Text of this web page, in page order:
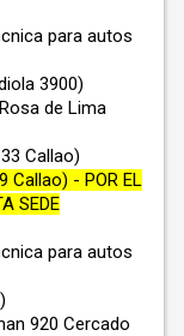
para autos
3900)
de Lima
Callao)
Callao) - POR EL
SEDE
para autos
920 Cercado